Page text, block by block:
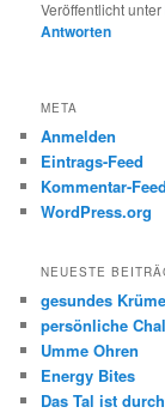
Veröffentlicht unter
Antworten
META
Anmelden
Eintrags-Feed
Kommentar-Feed
WordPress.org
NEUESTE
gesundes
persönliche
Umme Ohren
Energy Bites
Das Tal ist